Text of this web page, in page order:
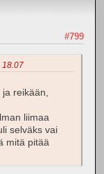
#799
18.07
ja reikään,
liimaa
selväks vai
mitä pitää